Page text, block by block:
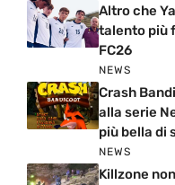
Altro che
talento più
FC26
NEWS
Crash
alla serie
più bella di
NEWS
Killzone